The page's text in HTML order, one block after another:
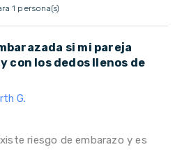
1 persona(s)
si mi pareja
con los dedos llenos de
G.
riesgo de embarazo y es